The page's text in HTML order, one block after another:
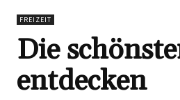
FREIZEIT
Die
entdecken